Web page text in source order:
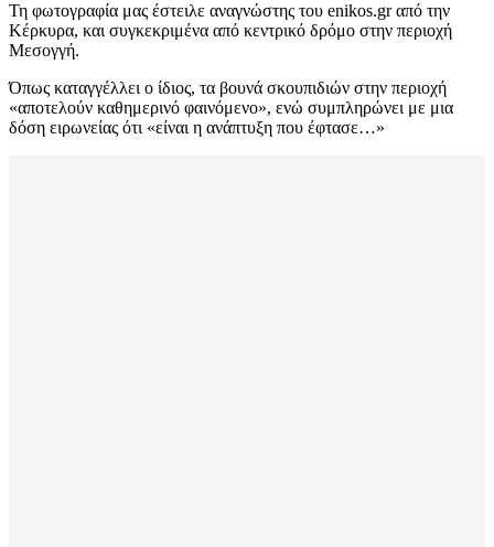
Τη φωτογραφία μας έστειλε αναγνώστης του enikos.gr από την
Κέρκυρα, και συγκεκριμένα από κεντρικό δρόμο στην περιοχή
Μεσογγή.
Όπως καταγγέλλει ο ίδιος, τα βουνά σκουπιδιών στην περιοχή
«αποτελούν καθημερινό φαινόμενο», ενώ συμπληρώνει με μια
δόση ειρωνείας ότι «είναι η ανάπτυξη που έφτασε…»